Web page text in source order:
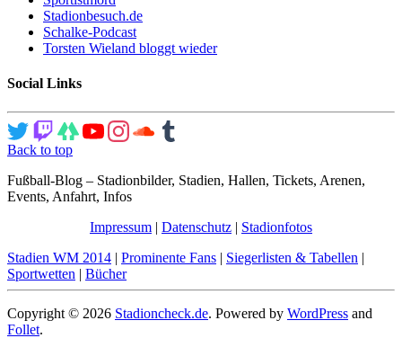
Stadionbesuch.de
Schalke-Podcast
Torsten Wieland bloggt wieder
Social Links
Back to top
Fußball-Blog – Stadionbilder, Stadien, Hallen, Tickets, Arenen,
Events, Anfahrt, Infos
Impressum | Datenschutz | Stadionfotos
Stadien WM 2014 | Prominente Fans | Siegerlisten & Tabellen |
Sportwetten | Bücher
Copyright © 2026 Stadioncheck.de. Powered by WordPress and
Follet.